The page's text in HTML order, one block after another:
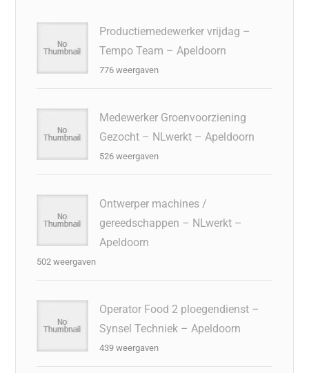
Productiemedewerker vrijdag –
Tempo Team – Apeldoorn
776 weergaven
Medewerker Groenvoorziening
Gezocht – NLwerkt – Apeldoorn
526 weergaven
Ontwerper machines /
gereedschappen – NLwerkt –
Apeldoorn
502 weergaven
Operator Food 2 ploegendienst –
Synsel Techniek – Apeldoorn
439 weergaven